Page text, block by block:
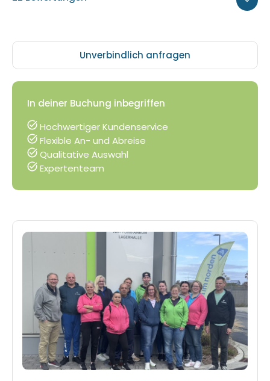
Unverbindlich anfragen
In deiner Buchung inbegriffen
Hochwertiger Kundenservice
Flexible An- und Abreise
Qualitative Auswahl
Expertenteam